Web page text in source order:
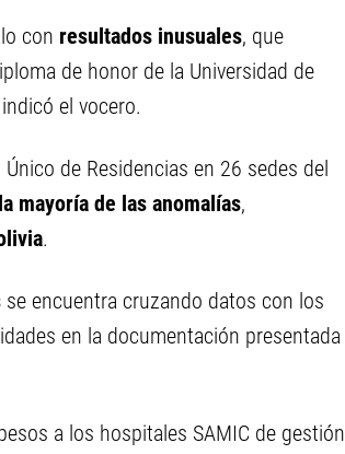
con resultados inusuales, que
de honor de la Universidad de
el vocero.
de Residencias en 26 sedes del
la mayoría de las anomalías,
.
se encuentra cruzando datos con los
en la documentación presentada
a los hospitales SAMIC de gestión